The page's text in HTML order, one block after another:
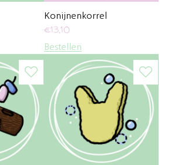
Konijnenkorrel
€13,10
Bestellen